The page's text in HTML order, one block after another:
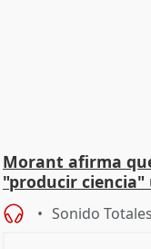
Morant afirma
"producir
Sonido Totales